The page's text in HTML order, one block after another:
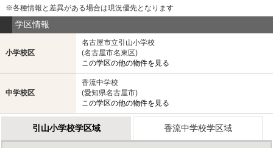
※各種情報と差異がある場合は現況優先となります
学区情報
小学校区
名古屋市立引山小学校
(名古屋市名東区)
この学区の他の物件を見る
中学校区
香流中学校
(愛知県名古屋市)
この学区の他の物件を見る
引山小学校学区域 香流中学校学区域